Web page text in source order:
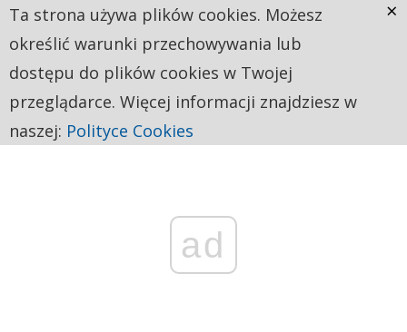
ad
Ta strona używa plików cookies. Możesz
określić warunki przechowywania lub
dostępu do plików cookies w Twojej
przeglądarce. Więcej informacji znajdziesz w
naszej: Polityce Cookies
×